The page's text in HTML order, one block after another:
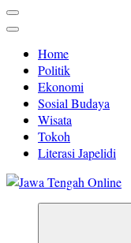
Home
Politik
Ekonomi
Sosial Budaya
Wisata
Tokoh
Literasi Japelidi